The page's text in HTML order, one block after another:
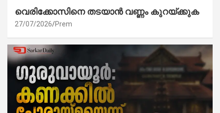
വെരിക്കോസിനെ തടയാൻ വണ്ണം കുറയ്ക്കുക
27/07/2026 Prem